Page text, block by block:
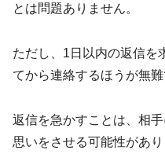
とは問題ありません。
ただし、1日以内の返信を
てから連絡するほうが無難
返信を急かすことは、相
思いをさせる可能性があり